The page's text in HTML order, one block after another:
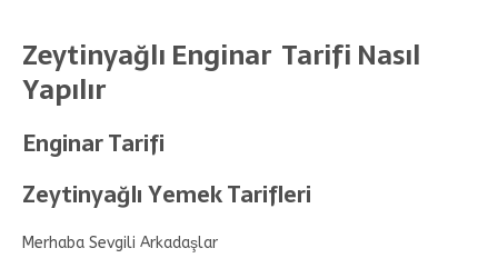
Zeytinyağlı Enginar Tarifi Nasıl
Yapılır
Enginar Tarifi
Zeytinyağlı Yemek Tarifleri
Merhaba Sevgili Arkadaşlar